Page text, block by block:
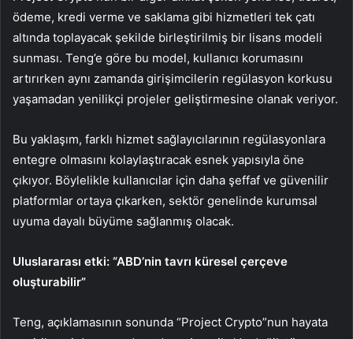
ödeme, kredi verme ve saklama gibi hizmetleri tek çatı
altında toplayacak şekilde birleştirilmiş bir lisans modeli
sunması. Teng’e göre bu model, kullanıcı korumasını
artırırken aynı zamanda girişimcilerin regülasyon korkusu
yaşamadan yenilikçi projeler geliştirmesine olanak veriyor.
Bu yaklaşım, farklı hizmet sağlayıcılarının regülasyonlara
entegre olmasını kolaylaştıracak esnek yapısıyla öne
çıkıyor. Böylelikle kullanıcılar için daha şeffaf ve güvenilir
platformlar ortaya çıkarken, sektör genelinde kurumsal
uyuma dayalı büyüme sağlanmış olacak.
Uluslararası etki: “ABD’nin tavrı küresel çerçeve
oluşturabilir”
Teng, açıklamasının sonunda “Project Crypto”nun hayata